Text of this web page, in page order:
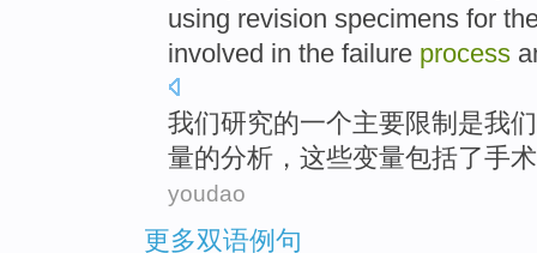
using revision specimens for
involved in the failure process
我们研究的一个主要限制 是我
量的分析 ， 这些变量包括了手术
youdao
更多双语例句